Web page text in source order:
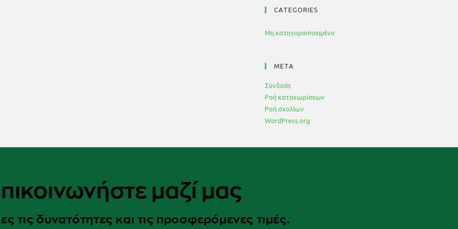
CATEGORIES
Μη κατηγοριοποιημένο
META
Σύνδεση
Ροή καταχωρίσεων
Ροή σχολίων
WordPress.org
μαζί μας
τις δυνατότητες και τις προσφερόμενες τιμές.